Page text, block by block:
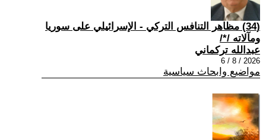
(34) مظاهر التنافس التركي - الإسرائيلي على سوريا
ومآلاته /*/
عبدالله تركماني
2026 / 8 / 6
مواضيع وابحاث سياسية